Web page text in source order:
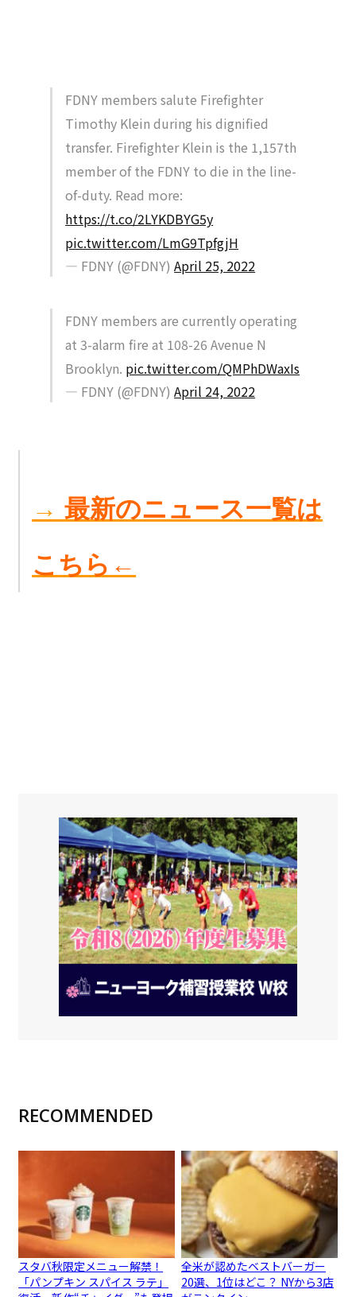
FDNY members salute Firefighter
Timothy Klein during his dignified
transfer. Firefighter Klein is the 1,157th
member of the FDNY to die in the line-
of-duty. Read more:
https://t.co/2LYKDBYG5y
pic.twitter.com/LmG9TpfgjH
— FDNY (@FDNY)April 25, 2022
FDNY members are currently operating
at 3-alarm fire at 108-26 Avenue N
Brooklyn. pic.twitter.com/QMPhDWaxIs
— FDNY (@FDNY)April 24, 2022
→最新のニュース一覧は
こちら←
RECOMMENDED
スタバ秋限定メニュー解禁！
「パンプキン スパイス ラテ」
全米が認めたベストバーガー
20選、1位はどこ？ NYから3店